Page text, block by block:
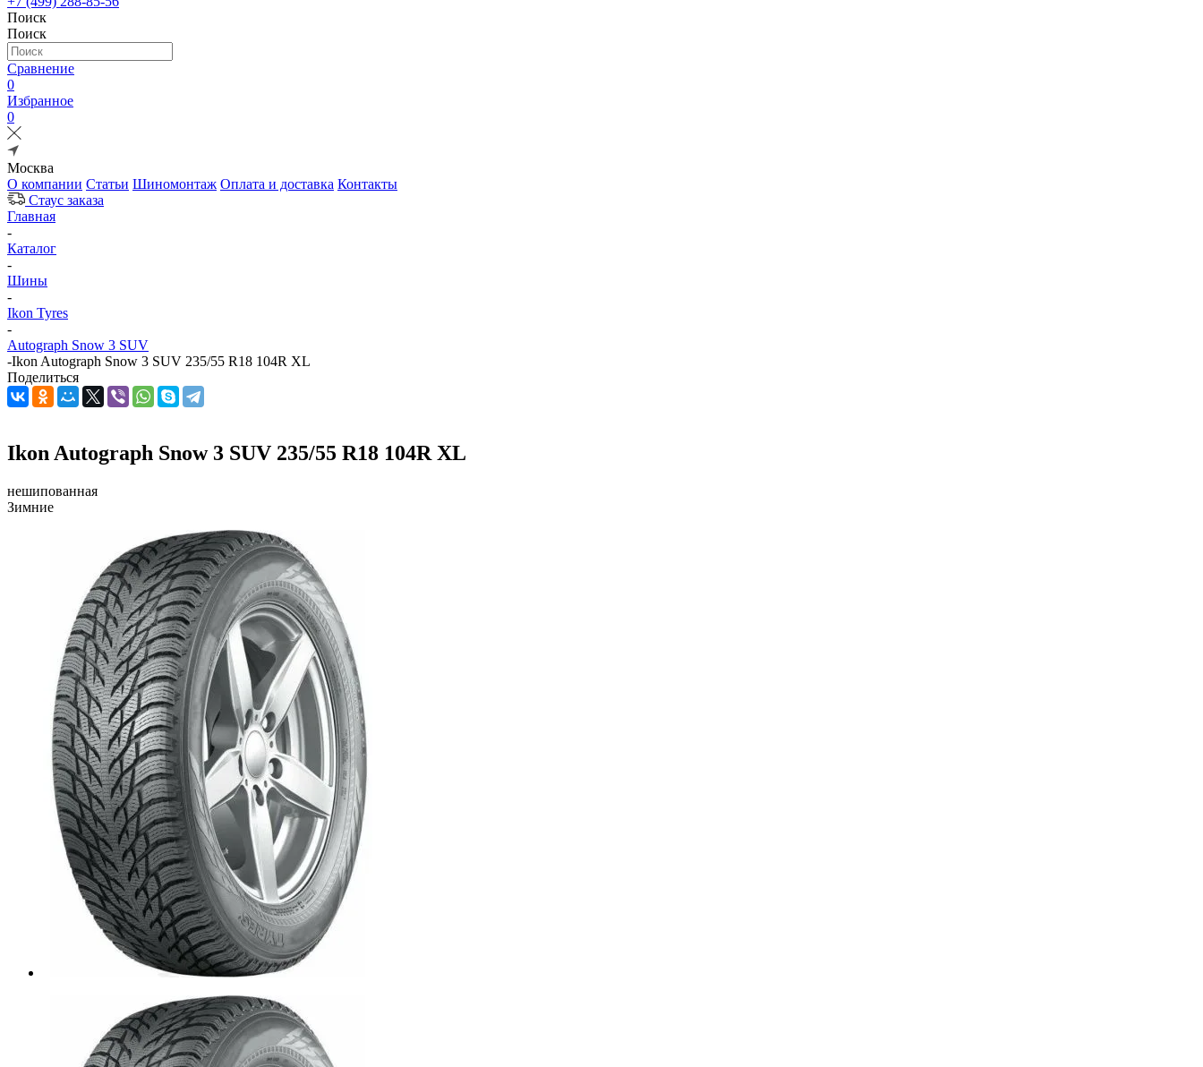
Поиск
Поиск
Сравнение
0
Избранное
0
Москва
О компании Статьи Шиномонтаж Оплата и доставка Контакты
Стаус заказа
Главная
-
Каталог
-
Шины
-
Ikon Tyres
-
Autograph Snow 3 SUV
-Ikon Autograph Snow 3 SUV 235/55 R18 104R XL
Поделиться
Ikon Autograph Snow 3 SUV 235/55 R18 104R XL
нешипованная
Зимние